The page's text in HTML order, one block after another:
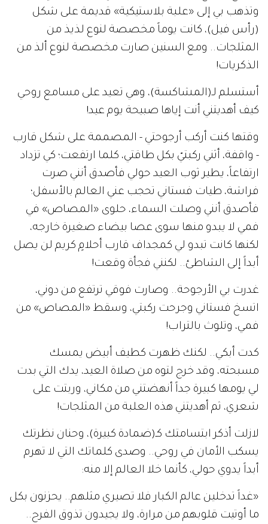
وتذهب بي إلى «علبة بلاستيكية» قديمة على شكل
(رأس فيل)، كانت يوماً مخصصة لنوع لذيذ من
المثلجات.. ومع السنين صارت مخصصة لنوع ألذ من
الذكريات!
أستسلم لـ(المشاكسة)، وهي تعيد على مسامع روحي
كيف أهديتني أنت إياها صبيحة يوم عيد!
وقتها كنت أركب أرجوحتي - المصممة على شكل قارب
- واقفة، أثني ركبتيّ بكل طاقتي، كلما ارتفعت؛ كي تزداد
ارتفاعاً، يطير ثوب العيد حولي فأصدق أنني صرت
فراشة، طيات فستاني تحجب عني العالم بالأسفل؛
فأصدق أنني وصلت السماء، حلوى «المصاص» في
فمي لا يبدو منها سوى عصا بيضاء صغيرة خارجه،
لكنها كانت تبدو لي كمجداف قارب أحلامٍ كريم لن يصل
أبداً إلى الشاطئ.. لكنني فجأة وقعت!
غدرت بي الأرجوحة.. وصارت فوقي ترتفع من دوني،
اتسخ فستاني وجرحت ركبتي، وسقط «المصاص» من
فمي، وتلوث بالتراب!
كدت أبكي.. لكنك ظهرت كطيف أبيض يمسك
مسبحته، وقد خرج لتوه من صلاة العيد، يدك التي بدت
لي يومها كبيرة جداً أنهضتني من مكاني، وربتت على
شعري، ثم أهديتني هذه العلبة من المثلجات!
لازلت أذكر ابتسامتك كـ(ضمادة كبيرة)، وحنان نظرتك
يسكب الأمان في روحي.. وصدى كلماتك التي لا تهرم
أبداً يدوي حولي، كأنما خلا العالم إلا منه:
«غداً تدخلين عالم الكبار فلا تصيري مثلهم.. يحزنون بكل
ما أوتيت قلوبهم من مرارة، ولا يجيدون تذوق الفرح..